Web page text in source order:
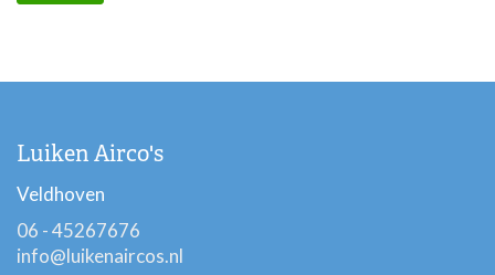
Luiken Airco's
Veldhoven
06 - 45267676
info@luikenaircos.nl